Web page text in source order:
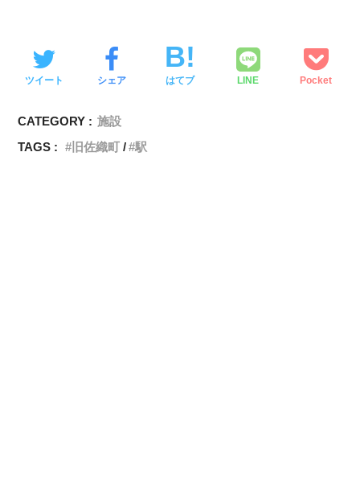
ツイート シェア はてブ LINE Pocket
CATEGORY : 施設
TAGS :
旧佐織町 駅